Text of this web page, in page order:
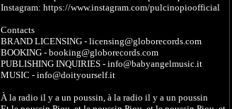
im Radio ist ein Gockel
der macht Kikeriki
und die Henne Gaok
und das Küken piept
das kleine Küken piept
das kleine Küken piept
das kleine Küken piept
Instagram: https://www.instagram.com/pulcinopioofficial
Contacts
BRAND LICENSING - licensing@globorecords.com
BOOKING - booking@globorecords.com
PUBLISHING INQUIRIES - info@babyangelmusic.it
MUSIC - info@doityourself.it
À la radio il y a un poussin, à la radio il y a un poussin